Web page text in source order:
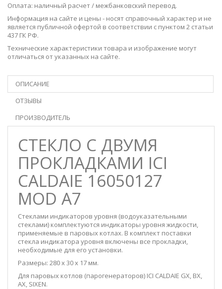
Оплата: наличный расчет / межбанковский перевод.
Информация на сайте и цены - носят справочный характер и не
является публичной офертой в соответствии с пунктом 2 статьи
437 ГК РФ.
Технические характеристики товара и изображение могут
отличаться от указанных на сайте.
ОПИСАНИЕ
ОТЗЫВЫ
ПРОИЗВОДИТЕЛЬ
СТЕКЛО С ДВУМЯ
ПРОКЛАДКАМИ ICI
CALDAIE 16050127
MOD A7
Стеклами индикаторов уровня (водоуказательными
стеклами) комплектуются индикаторы уровня жидкости,
применяемые в паровых котлах. В комплект поставки
стекла индикатора уровня включены все прокладки,
необходимые для его установки.
Размеры: 280 х 30 х 17 мм.
Для паровых котлов (парогенераторов) ICI CALDAIE GX, BX,
AX, SIXEN.